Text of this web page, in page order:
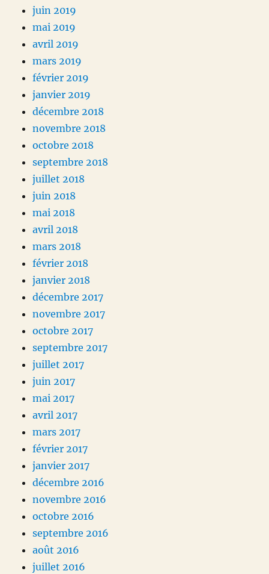
juin 2019
mai 2019
avril 2019
mars 2019
février 2019
janvier 2019
décembre 2018
novembre 2018
octobre 2018
septembre 2018
juillet 2018
juin 2018
mai 2018
avril 2018
mars 2018
février 2018
janvier 2018
décembre 2017
novembre 2017
octobre 2017
septembre 2017
juillet 2017
juin 2017
mai 2017
avril 2017
mars 2017
février 2017
janvier 2017
décembre 2016
novembre 2016
octobre 2016
septembre 2016
août 2016
juillet 2016